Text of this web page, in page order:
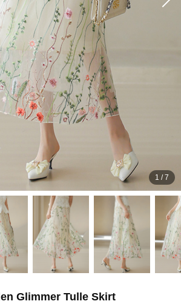
1 /7
Glimmer Tulle Skirt